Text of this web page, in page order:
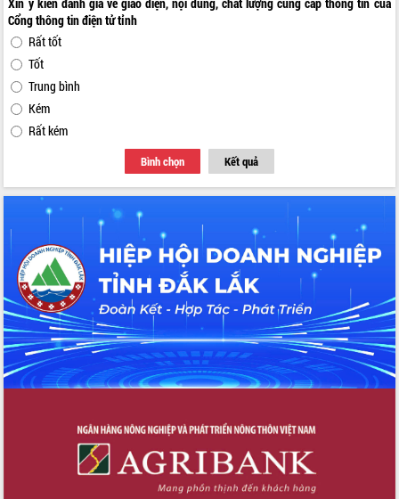
Cổng thông tin điện tử tỉnh
Rất tốt
Tốt
Trung bình
Kém
Rất kém
Bình chọn Kết quả